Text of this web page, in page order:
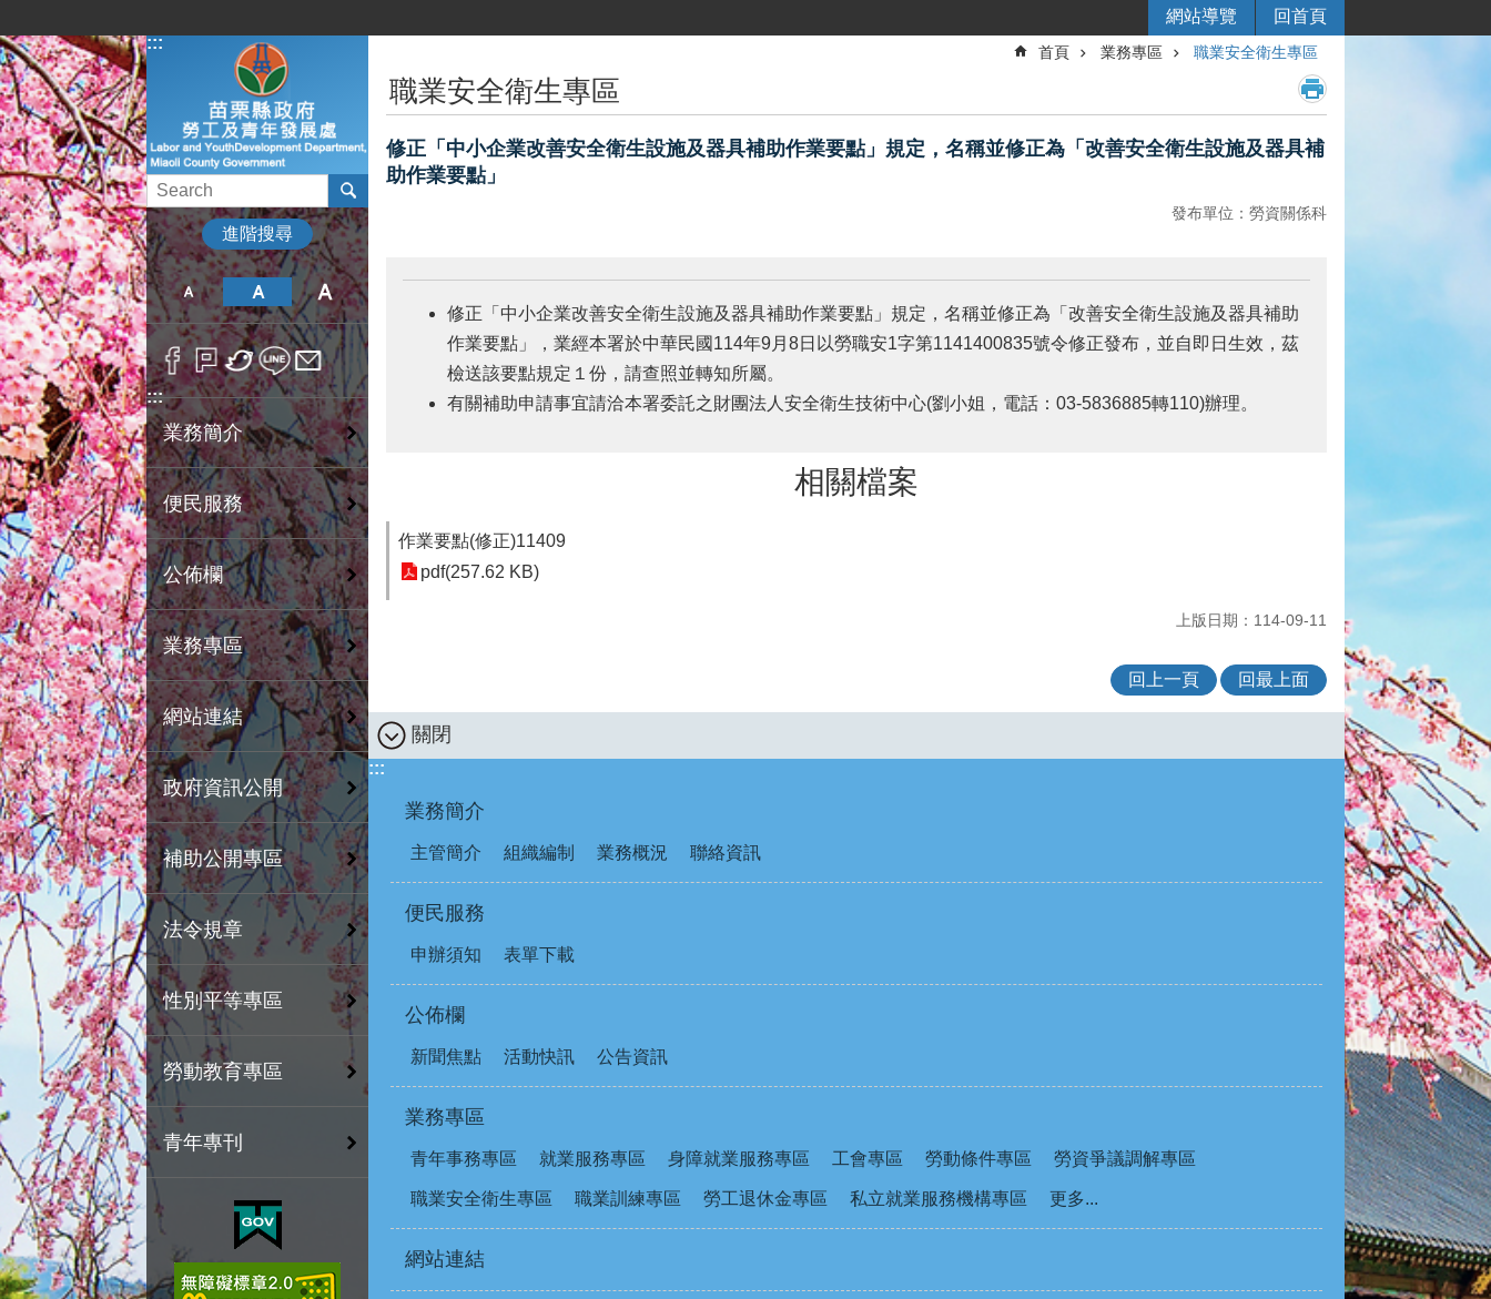
:::
網站導覽 回首頁
進階搜尋
:::
業務簡介
便民服務
公佈欄
業務專區
網站連結
政府資訊公開
補助公開專區
法令規章
性別平等專區
勞動教育專區
青年專刊
首頁 業務專區 職業安全衛生專區
職業安全衛生專區
修正「中小企業改善安全衛生設施及器具補助作業要點」規定，名稱並修正為「改善安全衛生設施及器具補
助作業要點」
發布單位：勞資關係科
修正「中小企業改善安全衛生設施及器具補助作業要點」規定，名稱並修正為「改善安全衛生設施及器具補助
作業要點」，業經本署於中華民國114年9月8日以勞職安1字第1141400835號令修正發布，並自即日生效，茲
檢送該要點規定１份，請查照並轉知所屬。
有關補助申請事宜請洽本署委託之財團法人安全衛生技術中心(劉小姐，電話：03-5836885轉110)辦理。
相關檔案
作業要點(修正)11409
pdf(257.62 KB)
上版日期：114-09-11
回上一頁 回最上面
關閉
:::
業務簡介
主管簡介 組織編制 業務概況 聯絡資訊
便民服務
申辦須知 表單下載
公佈欄
新聞焦點 活動快訊 公告資訊
業務專區
青年事務專區 就業服務專區 身障就業服務專區 工會專區 勞動條件專區 勞資爭議調解專區
職業安全衛生專區 職業訓練專區 勞工退休金專區 私立就業服務機構專區 更多...
網站連結